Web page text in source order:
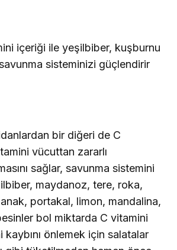
içeriği ile yeşilbiber, kuşburnu
sisteminizi güçlendirir
bir diğeri de C
vücuttan zararlı
sağlar, savunma sistemini
maydanoz, tere, roka,
portakal, limon, mandalina,
bol miktarda C vitamini
kaybını önlemek için salatalar